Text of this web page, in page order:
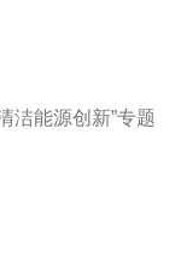
洁能源创新”专题